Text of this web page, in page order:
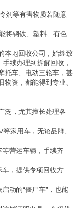
剂等有害物质若随意
将钢铁、塑料、有色
本地回收公司，始终致
续办理到拆解回收，
托车、电动三轮车，甚
资，都能得到专业、
泛，尤其擅长处理各
等家用车，无论品牌、
等营运车辆，手续齐
车，提供专项回收方
动的“僵尸车”，也能